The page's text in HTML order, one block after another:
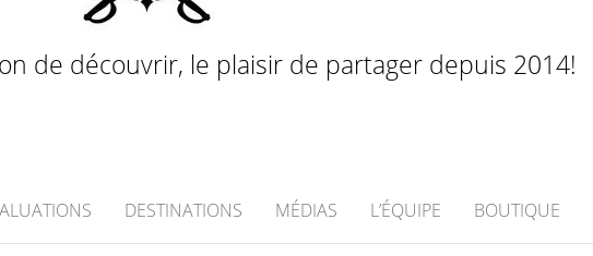
de découvrir, le plaisir de partager depuis 2014!
DESTINATIONS MÉDIAS L’ÉQUIPE BOUTIQUE